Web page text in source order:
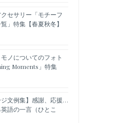
セサリー「モチーフ
」特集【春夏秋冬】
ノについてのフォト
Moments」特集
ジ文例集】感謝、応援…
語の一言（ひとこ